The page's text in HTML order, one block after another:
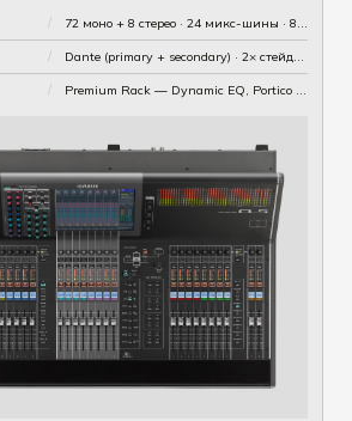
/ 72 моно + 8 стерео · 24 микс-шины · 8 матриц
/ Dante (primary + secondary) · 2× стейджбокс Rio в комплекте
/ Premium Rack — Dynamic EQ, Portico 5033/5043, Bricasti M7